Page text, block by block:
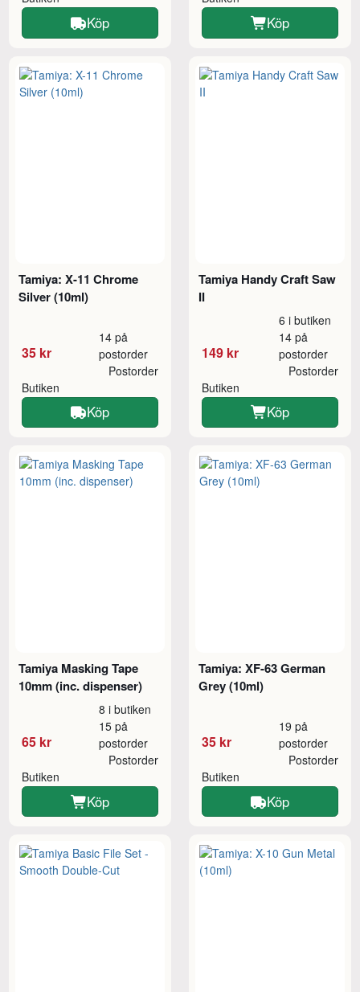
Köp Köp
Tamiya: X-11 Chrome
Silver (10ml)
35 kr
14 på
postorder
Butiken
Postorder
Köp
Tamiya Handy Craft Saw
II
149 kr
6 i butiken
14 på
postorder
Butiken
Postorder
Köp
Tamiya Masking Tape
10mm (inc. dispenser)
65 kr
8 i butiken
15 på
postorder
Butiken
Postorder
Köp
Tamiya: XF-63 German
Grey (10ml)
35 kr
19 på
postorder
Butiken
Postorder
Köp